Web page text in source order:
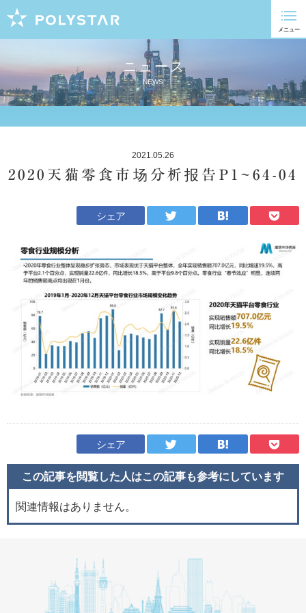
ニュース
NEWS
2021.05.26
2020天猫零食市场分析报告P1~64-04
シェア
シェア
この記事を閲覧した人はこの記事も参考にしています
関連情報はありません。